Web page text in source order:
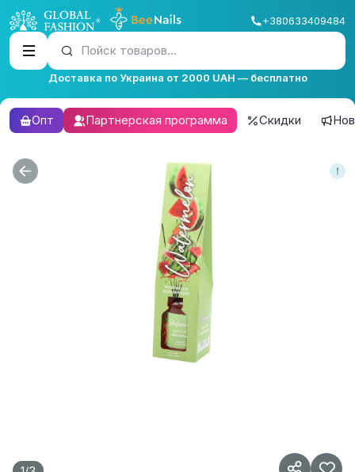
+380633409484
Пойск товаров...
Доставка по Украина от 2000 UAH — бесплатно
Опт Партнерская программа Скидки